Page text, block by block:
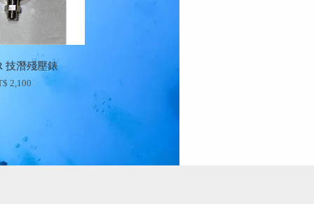
技潛殘壓錶
2,100